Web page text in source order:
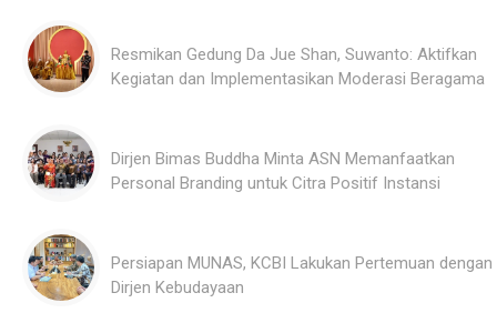
Resmikan Gedung Da Jue Shan, Suwanto: Aktifkan
Kegiatan dan Implementasikan Moderasi Beragama
Dirjen Bimas Buddha Minta ASN Memanfaatkan
Personal Branding untuk Citra Positif Instansi
Persiapan MUNAS, KCBI Lakukan Pertemuan dengan
Dirjen Kebudayaan